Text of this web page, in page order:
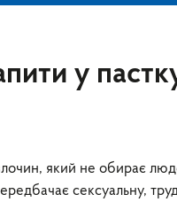
у
який не обирає
сексуальну,